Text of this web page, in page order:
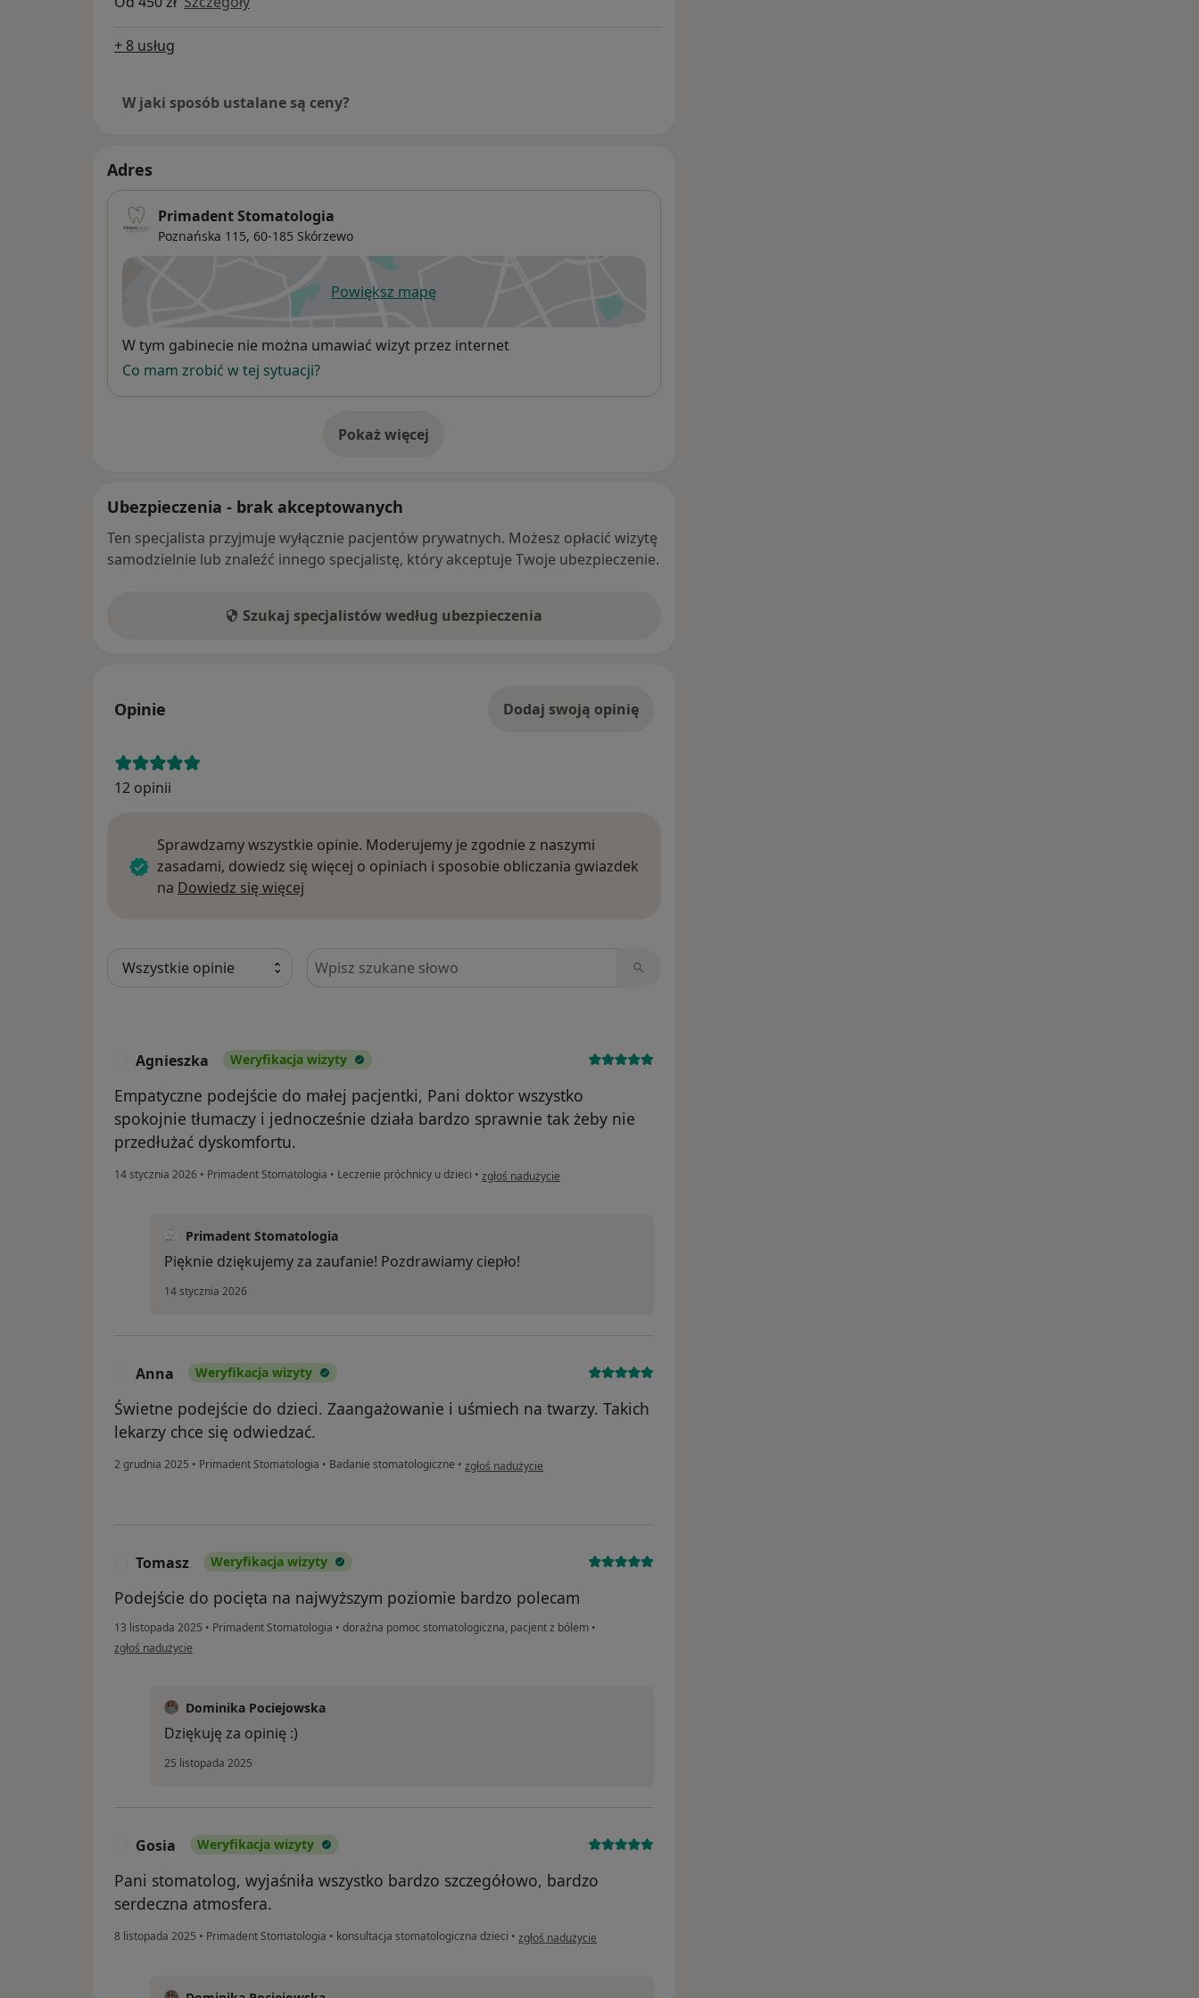
+ 8 usług
W jaki sposób ustalane są ceny?
Adres
Primadent Stomatologia
Poznańska 115, 60-185 Skórzewo
Powiększ mapęotwiera się w nowej karcie
Dostępność
W tym gabinecie nie można umawiać wizyt przez internet
Co mam zrobić w tej sytuacji?
Pokaż więcej
o adresie
Ubezpieczenia - brak akceptowanych
Ten specjalista przyjmuje wyłącznie pacjentów prywatnych. Możesz opłacić wizytę
samodzielnie lub znaleźć innego specjalistę, który akceptuje Twoje ubezpieczenie.
Szukaj specjalistów według ubezpieczenia
Opinie Dodaj swoją opinię
12 opinii
Sprawdzamy wszystkie opinie. Moderujemy je zgodnie z naszymi
zasadami, dowiedz się więcej o opiniach i sposobie obliczania gwiazdek
na Dowiedz się więcej
Szukaj w opiniach
Agnieszka Weryfikacja wizyty
Empatyczne podejście do małej pacjentki, Pani doktor wszystko
spokojnie tłumaczy i jednocześnie działa bardzo sprawnie tak żeby nie
przedłużać dyskomfortu.
14 stycznia 2026 • Primadent Stomatologia • Leczenie próchnicy u dzieci • w opinii użytkownika Agnieszka
zgłoś nadużycie
Primadent Stomatologia
Pięknie dziękujemy za zaufanie! Pozdrawiamy ciepło!
14 stycznia 2026
Anna Weryfikacja wizyty
Świetne podejście do dzieci. Zaangażowanie i uśmiech na twarzy. Takich
lekarzy chce się odwiedzać.
2 grudnia 2025 • Primadent Stomatologia • Badanie stomatologiczne • w opinii użytkownika Anna
zgłoś nadużycie
Tomasz Weryfikacja wizyty
Podejście do pocięta na najwyższym poziomie bardzo polecam
13 listopada 2025 • Primadent Stomatologia • doraźna pomoc stomatologiczna, pacjent z bólem •
w opinii użytkownika Tomasz
zgłoś nadużycie
Dominika Pociejowska
Dziękuję za opinię :)
25 listopada 2025
Gosia Weryfikacja wizyty
Pani stomatolog, wyjaśniła wszystko bardzo szczegółowo, bardzo
serdeczna atmosfera.
8 listopada 2025 • Primadent Stomatologia • konsultacja stomatologiczna dzieci • w opinii użytkownika Gosia
zgłoś nadużycie